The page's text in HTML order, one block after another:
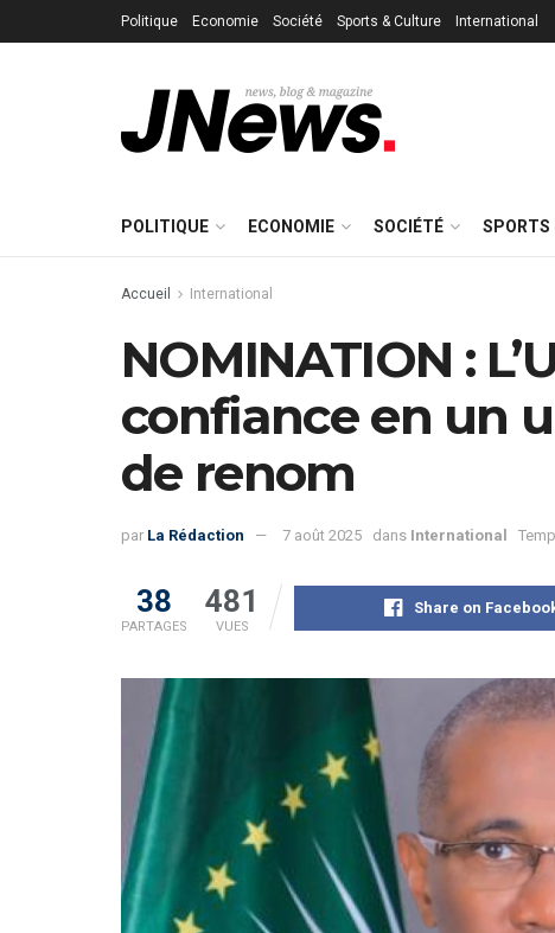
Politique Economie Société Sports & Culture International
POLITIQUE ECONOMIE SOCIÉTÉ SPORTS
Accueil International
NOMINATION :
confiance en un
de renom
par La Rédaction 7 août 2025 dans International
38
PARTAGES
481
VUES
Share on